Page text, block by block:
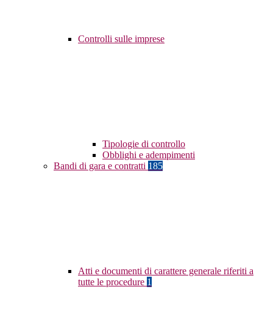
Controlli sulle imprese
Tipologie di controllo
Obblighi e adempimenti
Bandi di gara e contratti 185
Atti e documenti di carattere generale riferiti a
tutte le procedure 1